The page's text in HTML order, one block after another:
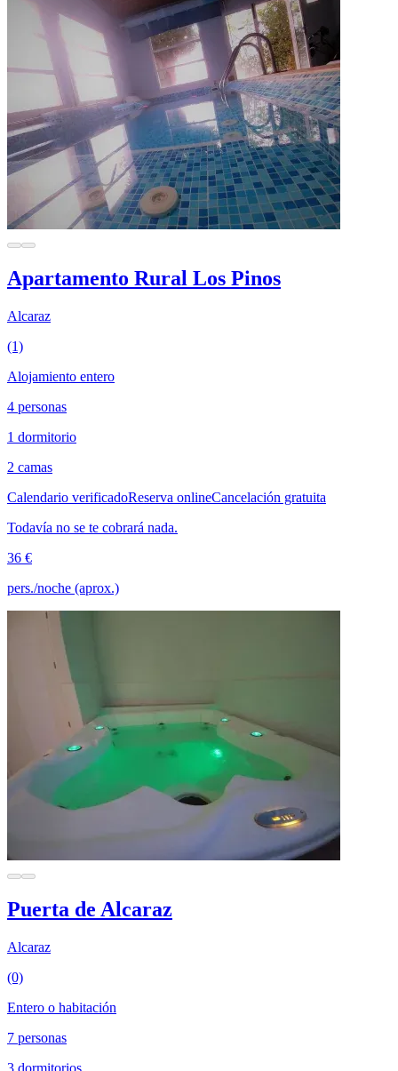
Apartamento Rural Los Pinos
Alcaraz
(1)
Alojamiento entero
4 personas
1 dormitorio
2 camas
Calendario verificadoReserva onlineCancelación gratuita
Todavía no se te cobrará nada.
36 €
pers./noche (aprox.)
Puerta de Alcaraz
Alcaraz
(0)
Entero o habitación
7 personas
3 dormitorios